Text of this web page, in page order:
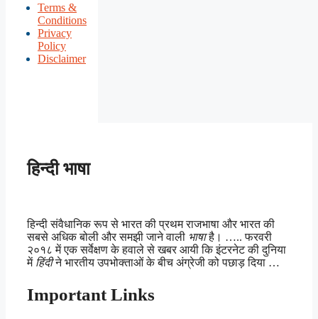
Terms &
Conditions
Privacy
Policy
Disclaimer
हिन्दी भाषा
हिन्दी संवैधानिक रूप से भारत की प्रथम राजभाषा और भारत की
सबसे अधिक बोली और समझी जाने वाली भाषाहै। ….. फरवरी
२०१८ में एक सर्वेक्षण के हवाले से खबर आयी कि इंटरनेट की दुनिया
में हिंदीने भारतीय उपभोक्ताओं के बीच अंग्रेजी को पछाड़ दिया …
Important Links